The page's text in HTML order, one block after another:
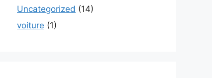
Uncategorized (14)
voiture (1)